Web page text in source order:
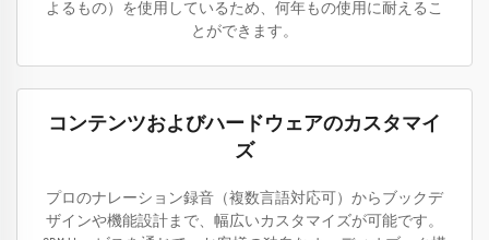
よるもの）を使用しているため、何年もの使用に耐えるこ
とができます。
コンテンツおよびハードウェアのカスタマイ
ズ
プロのナレーション録音（複数言語対応可）からブックデ
ザインや機能設計まで、幅広いカスタマイズが可能です。